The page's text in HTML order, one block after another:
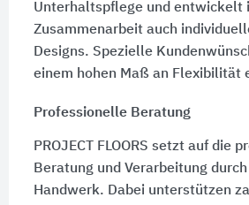
Unterhaltspflege und entwickelt
Zusammenarbeit auch
Designs. Spezielle
einem hohen Maß an Flexibilität
Professionelle Beratung
PROJECT FLOORS setzt auf die
Beratung und Verarbeitung
Handwerk. Dabei unterstützen